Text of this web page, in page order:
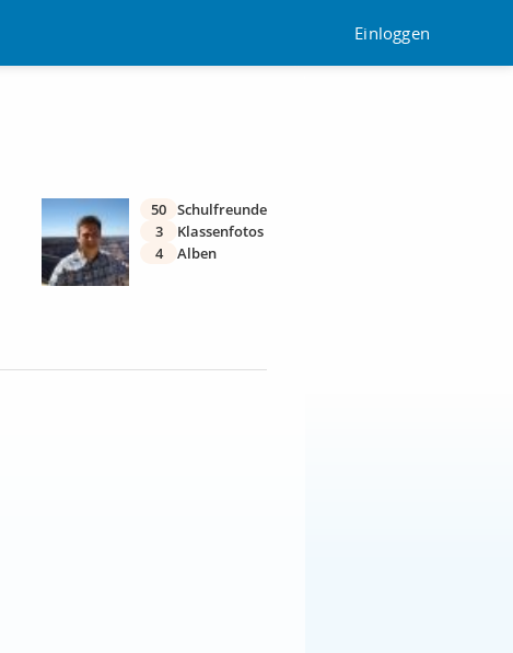
Einloggen
50 Schulfreunde
3
Klassenfotos
4
Alben